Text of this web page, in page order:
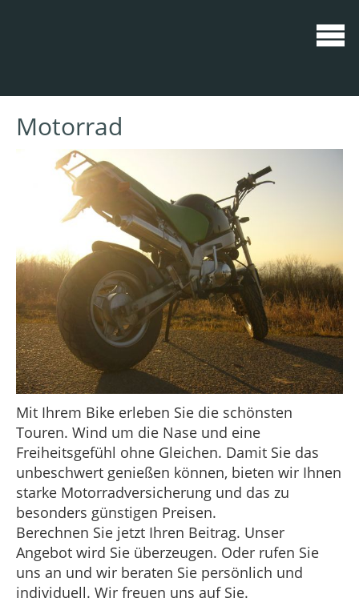
Motorrad
Mit Ihrem Bike erleben Sie die schönsten
Touren. Wind um die Nase und eine
Freiheitsgefühl ohne Gleichen. Damit Sie das
unbeschwert genießen können, bieten wir Ihnen
starke Motorradversicherung und das zu
besonders günstigen Preisen.
Berechnen Sie jetzt Ihren Beitrag. Unser
Angebot wird Sie überzeugen. Oder rufen Sie
uns an und wir beraten Sie persönlich und
individuell. Wir freuen uns auf Sie.